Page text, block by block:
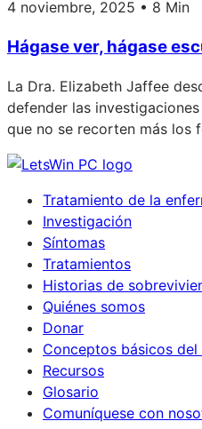
4 noviembre, 2025 • 8 Min
Hágase ver, hágase
La Dra. Elizabeth Jaffee
defender las
que no se recorten más los
Tratamiento de la
Investigación
Síntomas
Tratamientos
Historias de
Quiénes somos
Donar
Conceptos básicos
Recursos
Glosario
Comuníquese con